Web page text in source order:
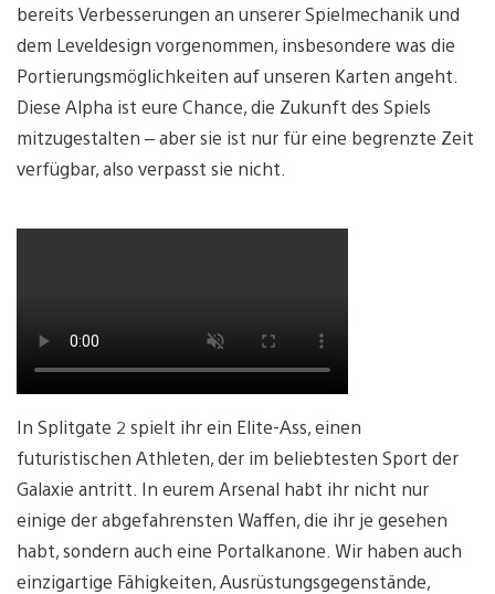
bereits Verbesserungen an unserer Spielmechanik und
dem Leveldesign vorgenommen, insbesondere was die
Portierungsmöglichkeiten auf unseren Karten angeht.
Diese Alpha ist eure Chance, die Zukunft des Spiels
mitzugestalten – aber sie ist nur für eine begrenzte Zeit
verfügbar, also verpasst sie nicht.
In Splitgate 2 spielt ihr ein Elite-Ass, einen
futuristischen Athleten, der im beliebtesten Sport der
Galaxie antritt. In eurem Arsenal habt ihr nicht nur
einige der abgefahrensten Waffen, die ihr je gesehen
habt, sondern auch eine Portalkanone. Wir haben auch
einzigartige Fähigkeiten, Ausrüstungsgegenstände,